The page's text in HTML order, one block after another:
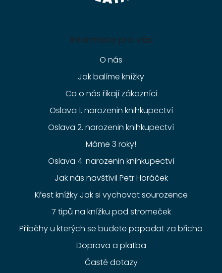
Informace pro vás
O nás
Jak balíme knížky
Co o nás říkají zákazníci
Oslava 1. narozenin knihkupectví
Oslava 2. narozenin knihkupectví
Máme 3 roky!
Oslava 4. narozenin knihkupectví
Jak nás navštívil Petr Horáček
Křest knížky Jak si vychovat sourozence
7 tipů na knížku pod stromeček
Příběhy u kterých se budete popadat za břicho
Doprava a platba
Časté dotazy